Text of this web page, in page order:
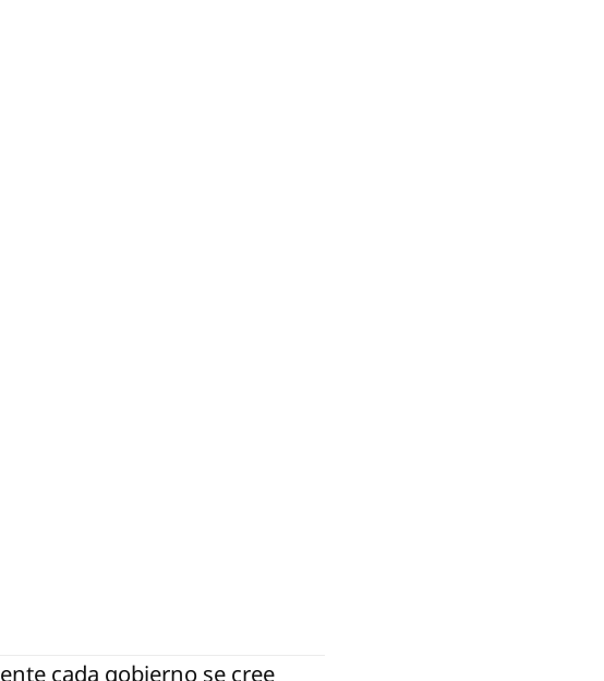
cada gobierno se cree